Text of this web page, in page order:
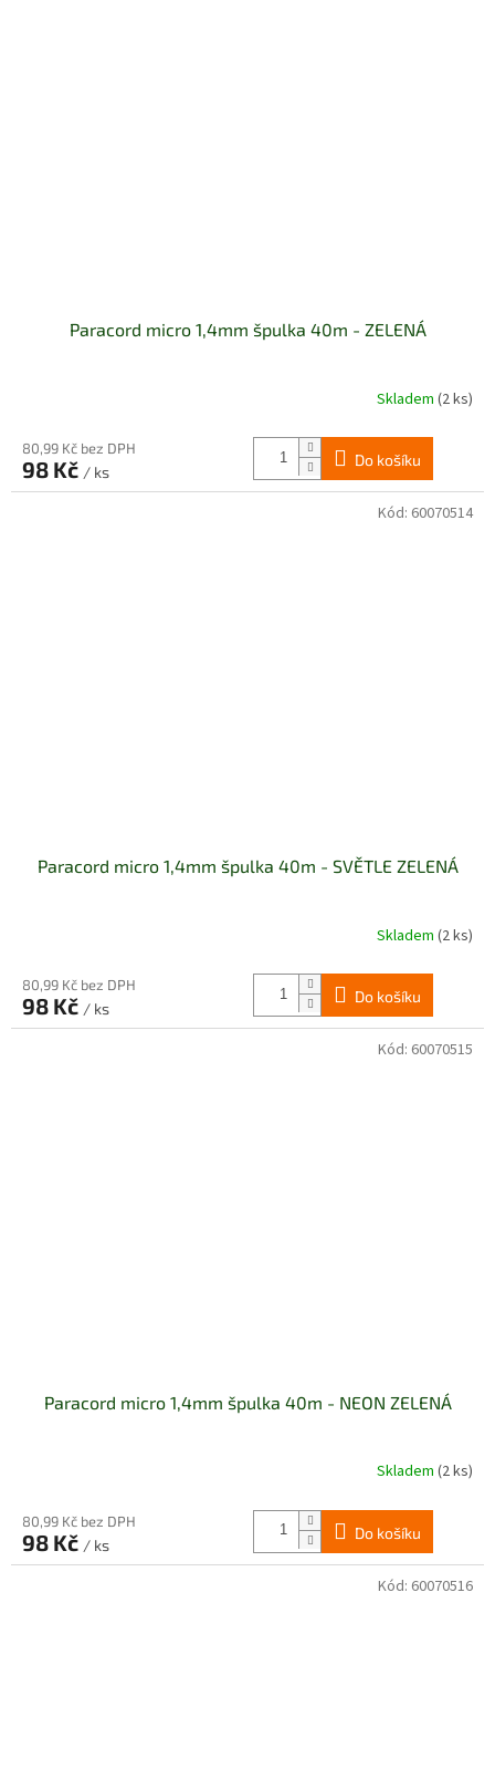
Paracord micro 1,4mm špulka 40m - ZELENÁ
Skladem (2 ks)
80,99 Kč bez DPH
98 Kč / ks
Do košíku
Paracord micro 1,4mm špulka 40m - SVĚTLE ZELENÁ
Skladem (2 ks)
80,99 Kč bez DPH
98 Kč / ks
Do košíku
Kód: 60070514
Paracord micro 1,4mm špulka 40m - NEON ZELENÁ
Skladem (2 ks)
80,99 Kč bez DPH
98 Kč / ks
Do košíku
Kód: 60070515
Kód: 60070516